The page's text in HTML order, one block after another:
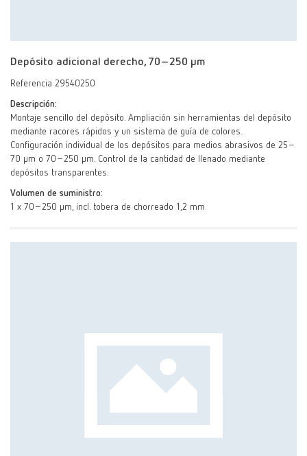
Depósito adicional derecho, 70–250 μm
Referencia 29540250
Descripción:
Montaje sencillo del depósito. Ampliación sin herramientas del depósito
mediante racores rápidos y un sistema de guía de colores.
Configuración individual de los depósitos para medios abrasivos de 25–
70 µm o 70–250 µm. Control de la cantidad de llenado mediante
depósitos transparentes.
Volumen de suministro:
1 x 70–250 μm, incl. tobera de chorreado 1,2 mm